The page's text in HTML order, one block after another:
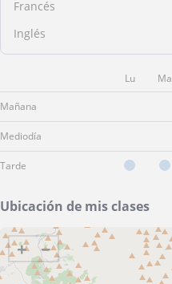
Francés
Inglés
Lu Ma
Mañana
Mediodía
Tarde
Ubicación de mis clases
+ −